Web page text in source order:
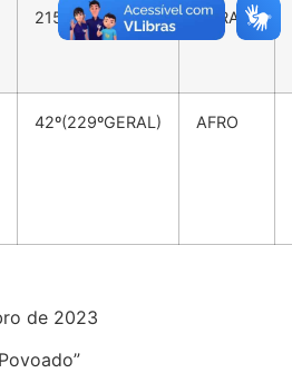
215º GERAL
42º(229ºGERAL) AFRO
de 2023